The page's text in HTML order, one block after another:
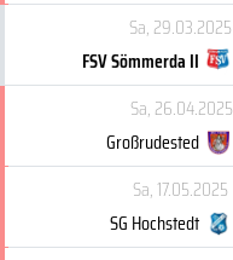
Sa, 29.03.2025
FSV Sömmerda II
Sa, 26.04.2025
Großrudested
Sa, 17.05.2025
SG Hochstedt